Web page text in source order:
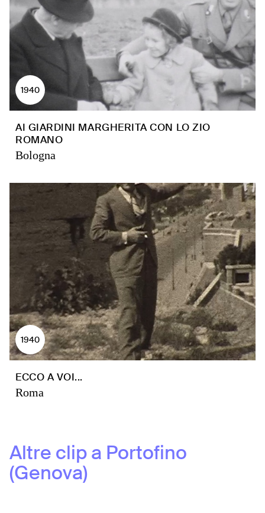
1940
AI GIARDINI MARGHERITA CON LO ZIO
ROMANO
Bologna
1940
ECCO A VOI...
Roma
Altre clip a Portofino
(Genova)